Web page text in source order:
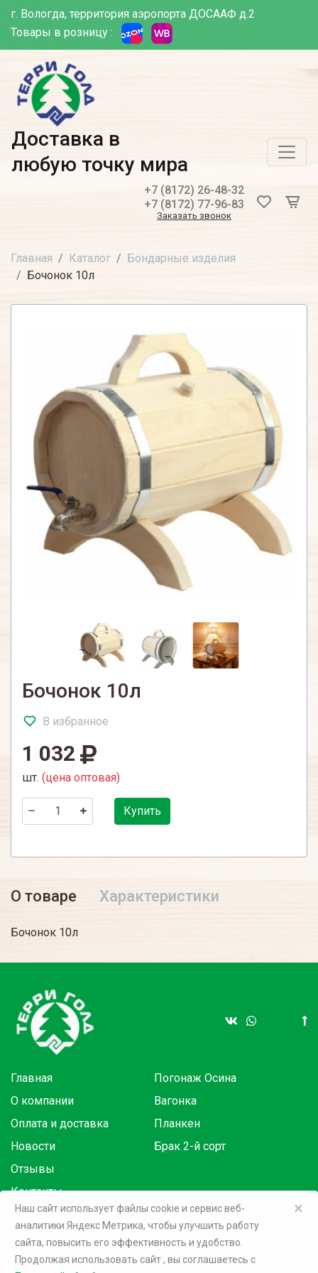
г. Вологда, территория аэропорта ДОСААФ д.2
Товары в розницу :
Доставка в
любую точку мира
+7 (8172) 26-48-32
+7 (8172) 77-96-83
Заказать звонок
Главная Каталог
Бондарные изделия
Бочонок 10л
Бочонок 10л
В избранное
1 032
шт. (цена оптовая)
Купить
О товаре Характеристики
Бочонок 10л
Главная
О компании
Оплата и доставка
Новости
Отзывы
Контакты
Погонаж Осина
Вагонка
Планкен
Брак 2-й сорт
Товары в розницу на маркетплейсах:
×
Наш сайт использует файлы cookie и сервис веб-
аналитики Яндекс Метрика, чтобы улучшить работу
сайта, повысить его эффективность и удобство.
Продолжая использовать сайт, вы соглашаетесь c